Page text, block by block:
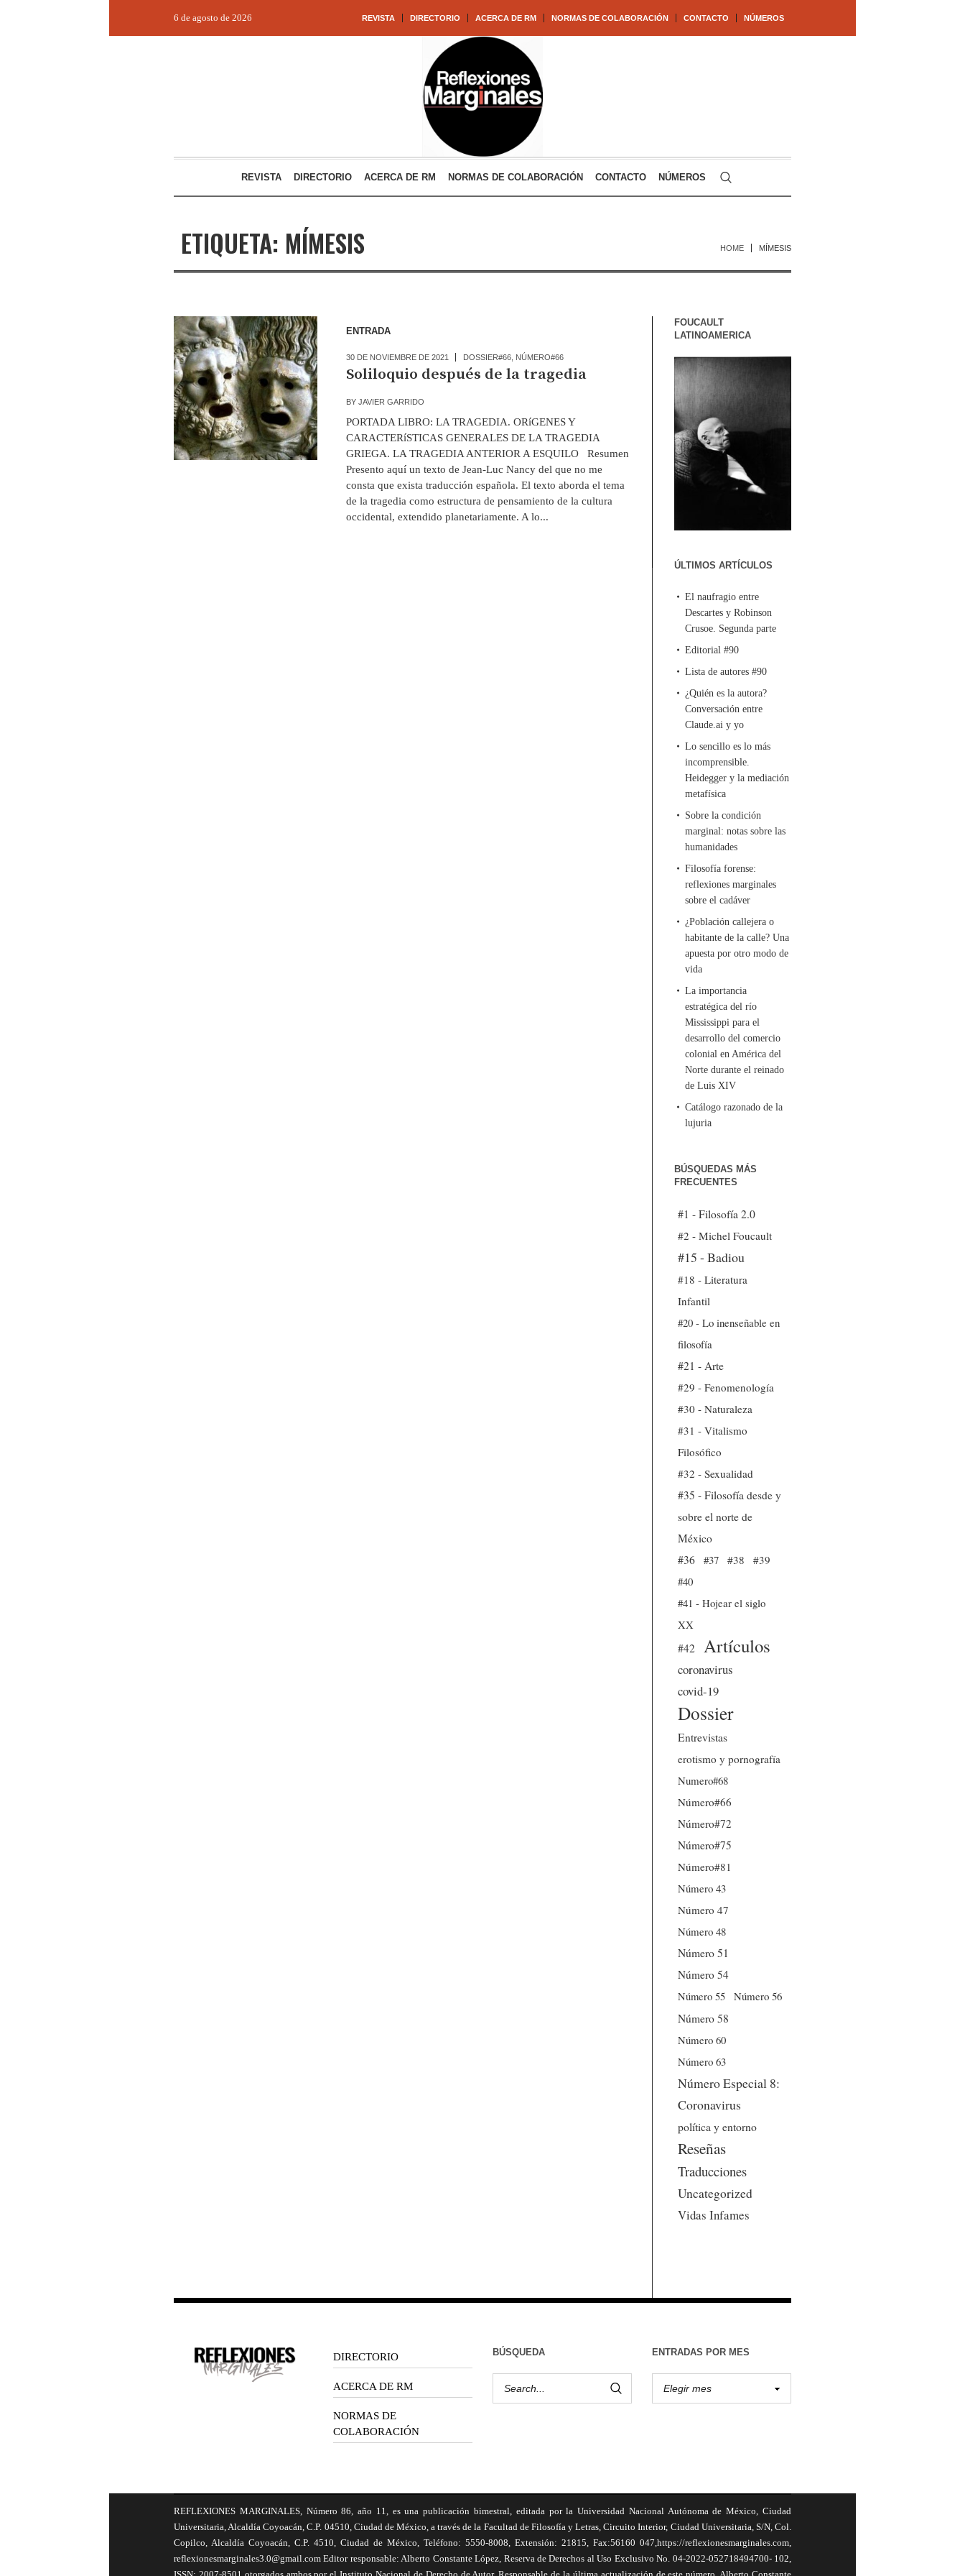
REVISTA DIRECTORIO ACERCA DE RM NORMAS DE COLABORACIÓN CONTACTO NÚMEROS
6 de agosto de 2026
REVISTA DIRECTORIO ACERCA DE RM NORMAS DE COLABORACIÓN CONTACTO NÚMEROS
ETIQUETA: MÍMESIS HOME MÍMESIS
ENTRADA
30 DE NOVIEMBRE DE 2021 DOSSIER#66, NÚMERO#66
Soliloquio después de la tragedia
BY JAVIER GARRIDO
PORTADA LIBRO: LA TRAGEDIA. ORíGENES Y
CARACTERíSTICAS GENERALES DE LA TRAGEDIA
GRIEGA. LA TRAGEDIA ANTERIOR A ESQUILO Resumen
Presento aquí un texto de Jean-Luc Nancy del que no me
consta que exista traducción española. El texto aborda el tema
de la tragedia como estructura de pensamiento de la cultura
occidental, extendido planetariamente. A lo...
FOUCAULT
LATINOAMERICA
ÚLTIMOS ARTÍCULOS
El naufragio entre
Descartes y Robinson
Crusoe. Segunda parte
Editorial #90
Lista de autores #90
¿Quién es la autora?
Conversación entre
Claude.ai y yo
Lo sencillo es lo más
incomprensible.
Heidegger y la mediación
metafísica
Sobre la condición
marginal: notas sobre las
humanidades
Filosofía forense:
reflexiones marginales
sobre el cadáver
¿Población callejera o
habitante de la calle? Una
apuesta por otro modo de
vida
La importancia
estratégica del río
Mississippi para el
desarrollo del comercio
colonial en América del
Norte durante el reinado
de Luis XIV
Catálogo razonado de la
lujuria
BÚSQUEDAS MÁS
FRECUENTES
#1 - Filosofía 2.0
#2 - Michel Foucault
#15 - Badiou
#18 - Literatura
Infantil
#20 - Lo inenseñable en
filosofía
#21 - Arte
#29 - Fenomenología
#30 - Naturaleza
#31 - Vitalismo
Filosófico
#32 - Sexualidad
#35 - Filosofía desde y
sobre el norte de
México
#36
#37 #38
#39
#40
#41 - Hojear el siglo
XX
#42
Artículos
coronavirus
covid-19
Dossier
Entrevistas
erotismo y pornografía
Numero#68
Número#66
Número#72
Número#75
Número#81
Número 43
Número 47
Número 48
Número 51
Número 54
Número 55
Número 56
Número 58
Número 60
Número 63
Número Especial 8:
Coronavirus
política y entorno
Reseñas
Traducciones
Uncategorized
Vidas Infames
DIRECTORIO
ACERCA DE RM
NORMAS DE
COLABORACIÓN
BÚSQUEDA ENTRADAS POR MES
REFLEXIONES MARGINALES, Número 86, año 11, es una publicación bimestral, editada por la Universidad Nacional Autónoma de México, Ciudad
Universitaria, Alcaldía Coyoacán, C.P. 04510, Ciudad de México, a través de la Facultad de Filosofía y Letras, Circuito Interior, Ciudad Universitaria, S/N, Col.
Copilco, Alcaldía Coyoacán, C.P. 4510, Ciudad de México, Teléfono: 5550-8008, Extensión: 21815, Fax:56160 047,https://reflexionesmarginales.com,
reflexionesmarginales3.0@gmail.com Editor responsable: Alberto Constante López, Reserva de Derechos al Uso Exclusivo No. 04-2022-052718494700- 102,